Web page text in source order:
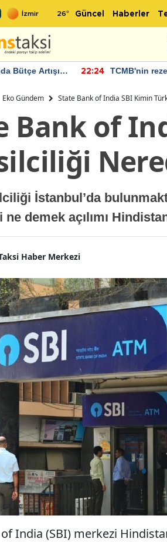
26° Güncel Haberler
Bütçe Artışı
22:24
TCMB'nin
Eko Gündem State Bank of India SBI Kimin
Bank of
İstanbul’da
demek açılımı
Haber Merkezi
India (SBI) merkezi